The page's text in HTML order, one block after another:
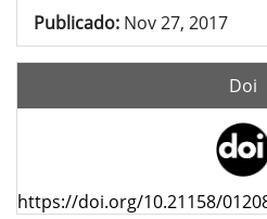
Publicado: Nov 27, 2017
Doi
https://doi.org/10.21158/